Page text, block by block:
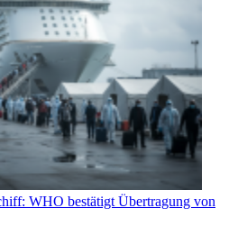
WHO bestätigt Übertragung von